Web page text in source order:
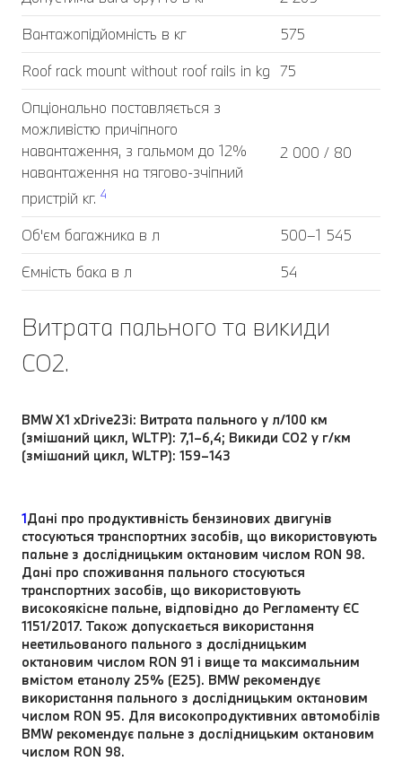
Вантажопідйомність в кг
575
Roof rack mount without roof rails in kg 75
Опціонально поставляється з
можливістю причіпного
навантаження, з гальмом до 12%
навантаження на тягово-зчіпний
пристрій кг. 4
2 000 / 80
Об'єм багажника в л
500–1 545
Ємність бака в л
54
Витрата пального та викиди
CO2.
BMW X1 xDrive23i: Витрата пального у л/100 км
(змішаний цикл, WLTP): 7,1–6,4; Викиди CO2 у г/км
(змішаний цикл, WLTP): 159–143
1Дані про продуктивність бензинових двигунів
стосуються транспортних засобів, що використовують
пальне з дослідницьким октановим числом RON 98.
Дані про споживання пального стосуються
транспортних засобів, що використовують
високоякісне пальне, відповідно до Регламенту ЄС
1151/2017. Також допускається використання
неетильованого пального з дослідницьким
октановим числом RON 91 і вище та максимальним
вмістом етанолу 25% (E25). BMW рекомендує
використання пального з дослідницьким октановим
числом RON 95. Для високопродуктивних автомобілів
BMW рекомендує пальне з дослідницьким октановим
числом RON 98.